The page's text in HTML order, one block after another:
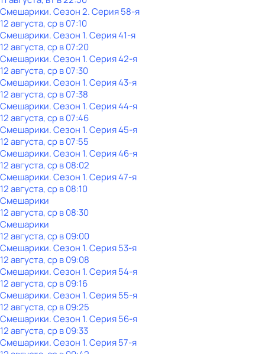
Смешарики. Сезон 2. Серия 58-я
12 августа, ср в 07:10
Смешарики. Сезон 1. Серия 41-я
12 августа, ср в 07:20
Смешарики. Сезон 1. Серия 42-я
12 августа, ср в 07:30
Смешарики. Сезон 1. Серия 43-я
12 августа, ср в 07:38
Смешарики. Сезон 1. Серия 44-я
12 августа, ср в 07:46
Смешарики. Сезон 1. Серия 45-я
12 августа, ср в 07:55
Смешарики. Сезон 1. Серия 46-я
12 августа, ср в 08:02
Смешарики. Сезон 1. Серия 47-я
12 августа, ср в 08:10
Смешарики
12 августа, ср в 08:30
Смешарики
12 августа, ср в 09:00
Смешарики. Сезон 1. Серия 53-я
12 августа, ср в 09:08
Смешарики. Сезон 1. Серия 54-я
12 августа, ср в 09:16
Смешарики. Сезон 1. Серия 55-я
12 августа, ср в 09:25
Смешарики. Сезон 1. Серия 56-я
12 августа, ср в 09:33
Смешарики. Сезон 1. Серия 57-я